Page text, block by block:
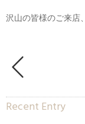
沢山の皆様のご来店
Recent Entry